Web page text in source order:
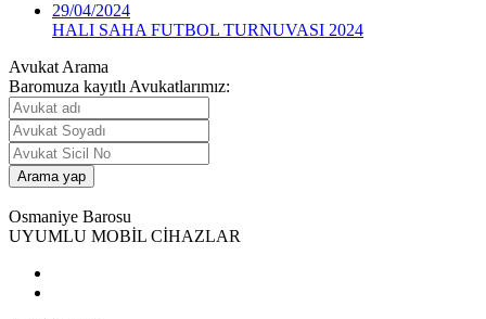
29/04/2024
HALI SAHA FUTBOL TURNUVASI 2024
Avukat Arama
Baromuza kayıtlı Avukatlarımız:
Osmaniye Barosu
UYUMLU MOBİL CİHAZLAR